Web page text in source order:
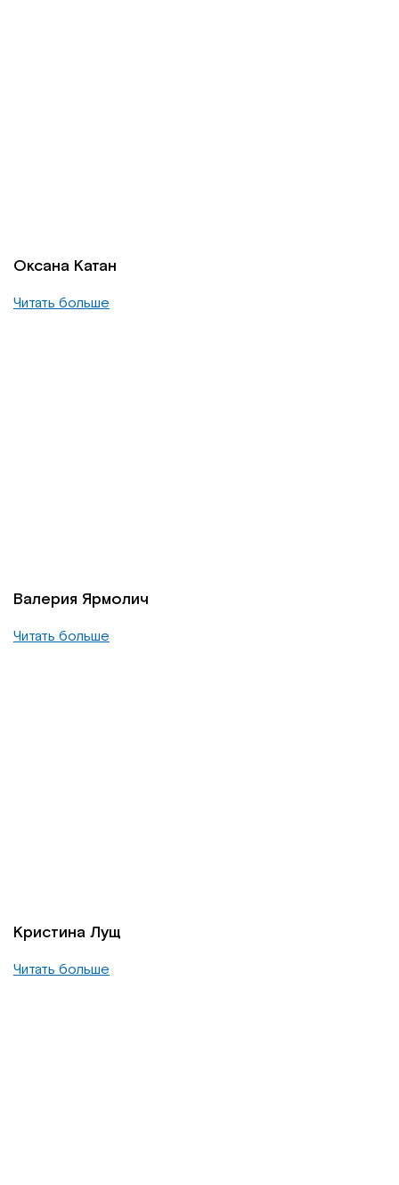
Оксана Катан
Читать больше
Валерия Ярмолич
Читать больше
Кристина Лущ
Читать больше